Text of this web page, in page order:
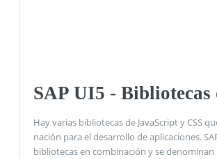
SAP UI5 - Bibliotecas
Hay varias bibliotecas de JavaScript y CSS
nación para el desarrollo de aplicaciones.
bibliotecas en combinación y se